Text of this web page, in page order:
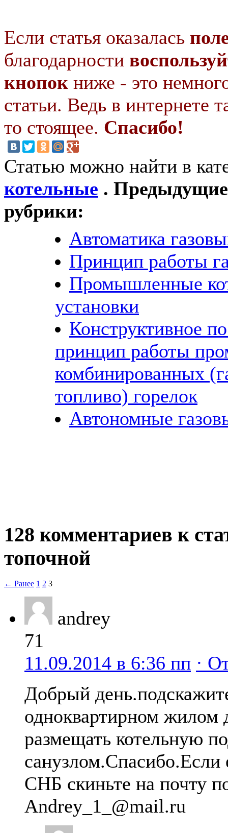
Если статья оказалась
благодарности
кнопок ниже - это
статьи. Ведь в интернете
то стоящее. Спасибо!
Статью можно найти в
котельные . Предыдущие
рубрики:
Автоматика
Принцип работы
Промышленные
установки
Конструктивное
принцип работы
комбинированных
топливо) горелок
Автономные
128 комментариев к
топочной
← Ранее 1 2 3
andrey
71
11.09.2014 в 6:36 пп ·
Добрый
одноквартирном
размещать котельную
СНБ скиньте на почту
Аndrey_1_@mail.ru